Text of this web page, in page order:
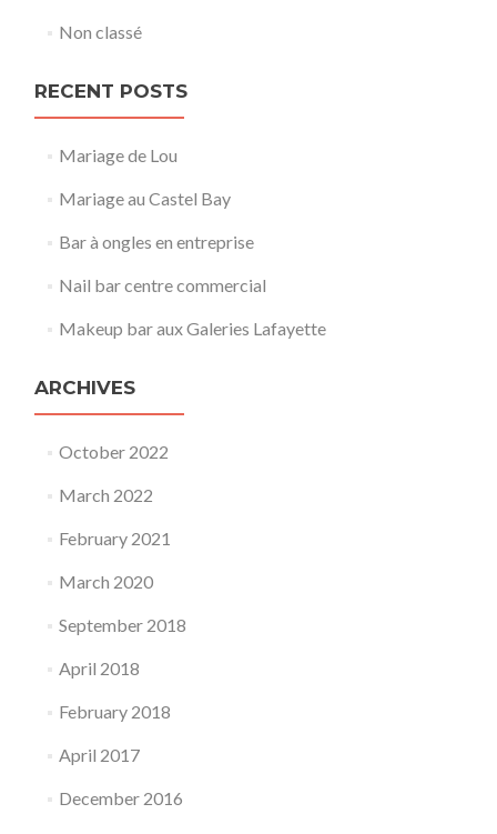
Non classé
RECENT POSTS
Mariage de Lou
Mariage au Castel Bay
Bar à ongles en entreprise
Nail bar centre commercial
Makeup bar aux Galeries Lafayette
ARCHIVES
October 2022
March 2022
February 2021
March 2020
September 2018
April 2018
February 2018
April 2017
December 2016